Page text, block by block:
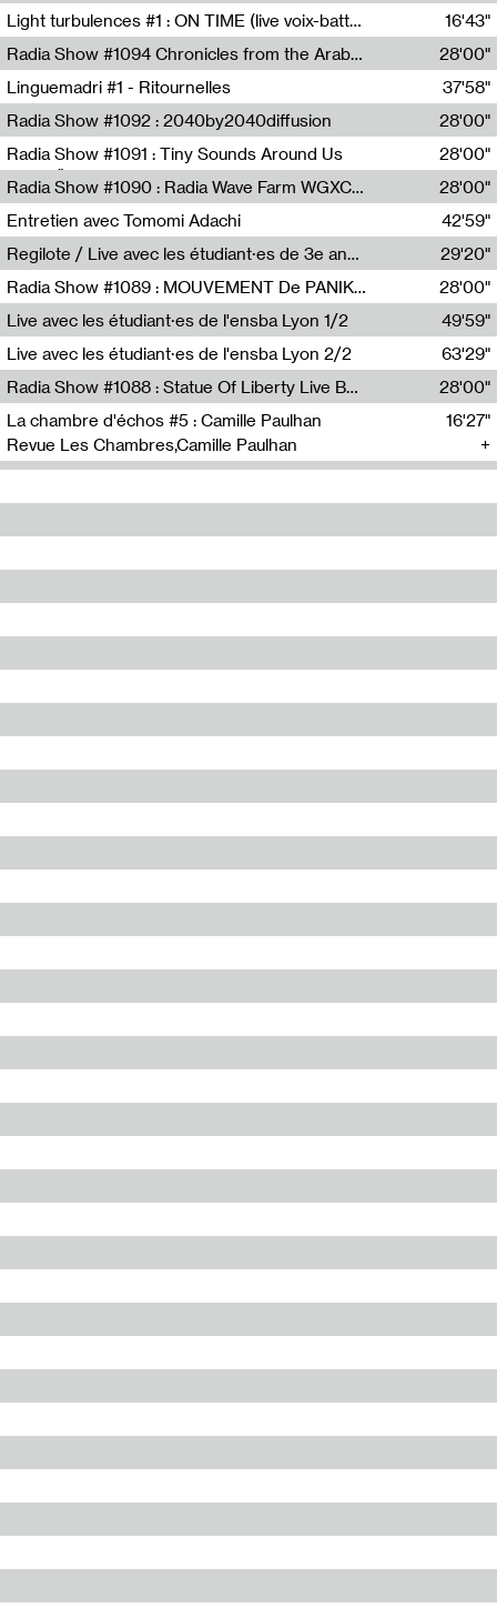
Lutèce Lockness
Light turbulences #1 : ON TIME (live voix-batterie) avec Jérôme Game & Jean-Michel Espitallier
Jérôme Game,Jean-Michel Espitallier
16'43"
Radia Show #1094 Chronicles from the Arab Cold War by Ghazi Barakat
Reboot.fm
28'00"
Linguemadri #1 - Ritournelles
Meris Angioletti
37'58"
Radia Show #1092 : 2040by2040diffusion
Diffusion FM
28'00"
Radia Show #1091 : Tiny Sounds Around Us
Radio Študent
28'00"
Radia Show #1090 : Radia Wave Farm WGXC Corey De Juan Sherrard Jr Startalk
Wave Farm
28'00"
Entretien avec Tomomi Adachi
Tomomi Adachi,Loraine Baud
42'59"
Regilote / Live avec les étudiant·es de 3e année de l'EMA
Nima Henryon,Athéna Noël,Amir Genillon,Ibourayane Ahmadi,Manelle Cherrih,Honorine Gibello,John Weeber,Manon Joseph
29'20"
Radia Show #1089 : MOUVEMENT De PANIK (Radio Panik)
Radio Panik
28'00"
Live avec les étudiant·es de l'ensba Lyon 1/2
49'59"
Live avec les étudiant·es de l'ensba Lyon 2/2
63'29"
Radia Show #1088 : Statue Of Liberty Live By Ed Baxter (Resonance)
Resonance
28'00"
La chambre d'échos #5 : Camille Paulhan
Revue Les Chambres,Camille Paulhan
16'27"